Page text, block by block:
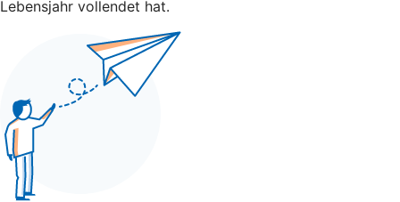
Lebensjahr vollendet hat.